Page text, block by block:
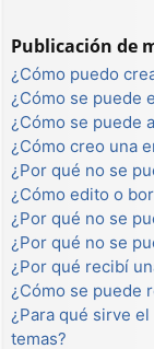
Publicación de
¿Cómo puedo
¿Cómo se puede
¿Cómo se puede
¿Cómo creo una
¿Por qué no se
¿Cómo edito o
¿Por qué no se
¿Por qué no se
¿Por qué recibí
¿Cómo se puede
¿Para qué sirve
temas?